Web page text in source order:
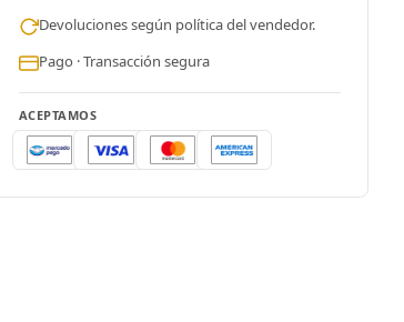
Devoluciones según política del vendedor.
Pago · Transacción segura
ACEPTAMOS